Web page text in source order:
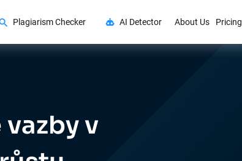
Plagiarism Checker AI Detector About Us Pricing
v